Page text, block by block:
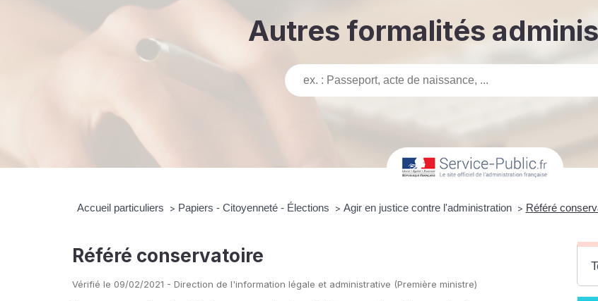
Autres formalités
Accueil particuliers > Papiers - Citoyenneté - Élections > Agir en justice contre l'administration > Référé
Référé conservatoire
Vérifié le 09/02/2021 - Direction de l'information légale et administrative (Première ministre)